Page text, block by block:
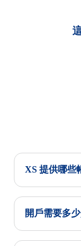
XS 提供哪些
開戶需要多